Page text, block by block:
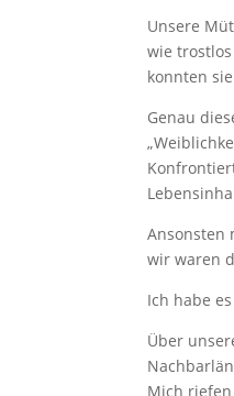
Unsere
wie
konnten
Genau
Ansonsten
wir waren
Ich habe
Über
Mich